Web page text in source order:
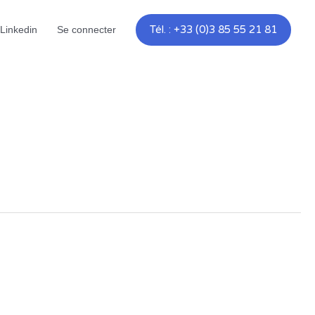
Linkedin Se connecter Tél. : +33 (0)3 85 55 21 81